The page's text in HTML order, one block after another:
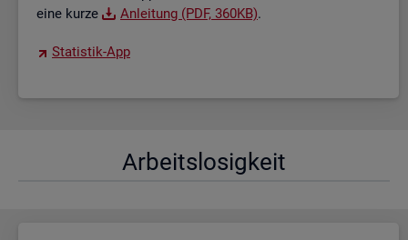
eine kurze
An­lei­tung (PDF, 360KB).
Sta­tis­tik-App
Ar­beits­lo­sig­keit